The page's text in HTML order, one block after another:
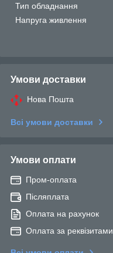
Тип обладнання
Напруга живлення
Умови доставки
Нова Пошта
Всі умови доставки
Умови оплати
Пром-оплата
Післяплата
Оплата на рахунок
Оплата за реквізитами